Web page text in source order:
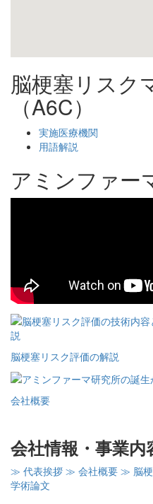
脳梗塞リスク
（A6C）
実施医療機関
用語解説
アミンファー
脳梗塞リスク評価の解説
会社概要
会社情報・事業内
≫ 代表挨拶 ≫ 会社概要 ≫ 脳梗
学術論文